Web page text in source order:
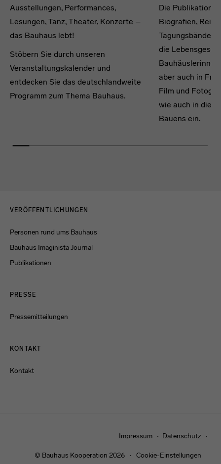
Ausstellungen, Performances,
Lesungen, Tanz, Theater, Konzerte –
das Bauhaus lebt!
Stöbern Sie durch unseren
Veranstaltungskalender und
entdecken Sie das deutschlandweite
Programm zum Thema Bauhaus.
Die
Biografien,
Tagungsbände
die
aber auch in
Film und
wie auch in die
Bauens ein.
VERÖFFENTLICHUNGEN
Personen rund ums Bauhaus
Bauhaus Imaginista Journal
Publikationen
PRESSE
Pressemitteilungen
KONTAKT
Kontakt
Impressum Datenschutz
© Bauhaus Kooperation 2026 Cookie-Einstellungen